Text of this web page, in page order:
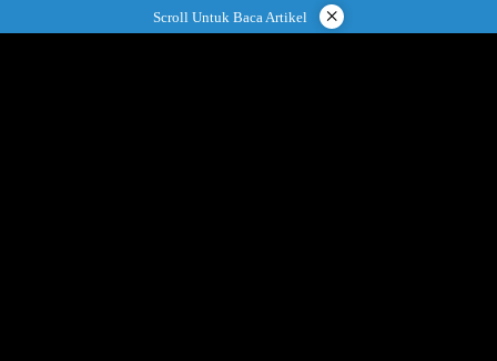
ke
Scroll Untuk Baca Artikel ×